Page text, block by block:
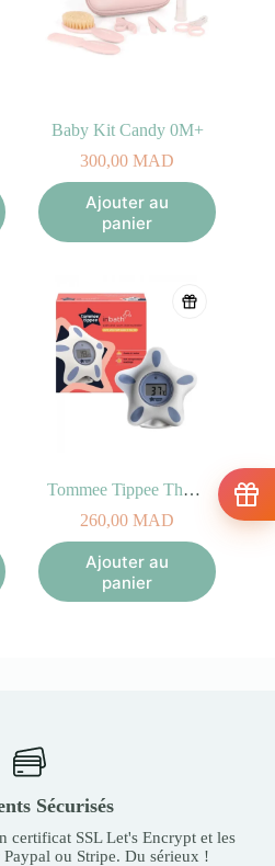
Baby Kit Candy 0M+
300,00 MAD
Ajouter au
panier
Tommee Tippee Thermomètre Numérique pour bain
260,00 MAD
Ajouter au
panier
Sécurisés
certificat SSL Let's Encrypt et les
Paypal ou Stripe. Du sérieux !